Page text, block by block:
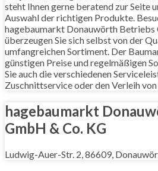
steht Ihnen gerne beratend zur Seite
Auswahl der richtigen Produkte.
hagebaumarkt Donauwörth Betriebs
überzeugen Sie sich selbst von der
umfangreichen Sortiment. Der
günstigen Preise und regelmäßigen
Sie auch die verschiedenen
Zuschnittservice oder den Verleih
hagebaumarkt
GmbH & Co. KG
Ludwig-Auer-Str. 2, 86609,